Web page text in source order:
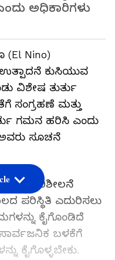
ಅಧಿಕಾರಿಗಳು
Nino)
ಕುಸಿಯುವ
ವಿಶೇಷ ತುರ್ತು
ಸಂಗ್ರಹಣೆ ಮತ್ತು
ಗಮನ ಹರಿಸಿ ಎಂದು
ಸೂಚನೆ
ಪರಿಶೀಲನೆ
ಪರಿಸ್ಥಿತಿ ಎದುರಿಸಲು
ಕೈಗೊಂಡಿದೆ
ಸಾರ್ವಜನಿಕ ಬಳಕೆಗೆ
ಕೈಗೊಳ್ಳಬೇಕು.